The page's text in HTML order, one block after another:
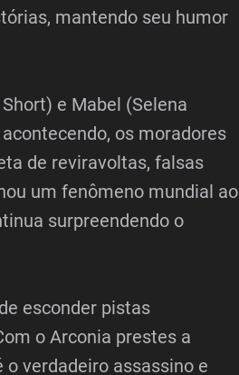
mantendo seu humor
e Mabel (Selena
os moradores
de reviravoltas, falsas
um fenômeno mundial ao
surpreendendo o
esconder pistas
o Arconia prestes a
verdadeiro assassino e